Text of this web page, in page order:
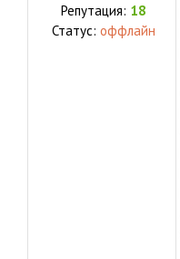
Репутация: 18
Статус: оффлайн